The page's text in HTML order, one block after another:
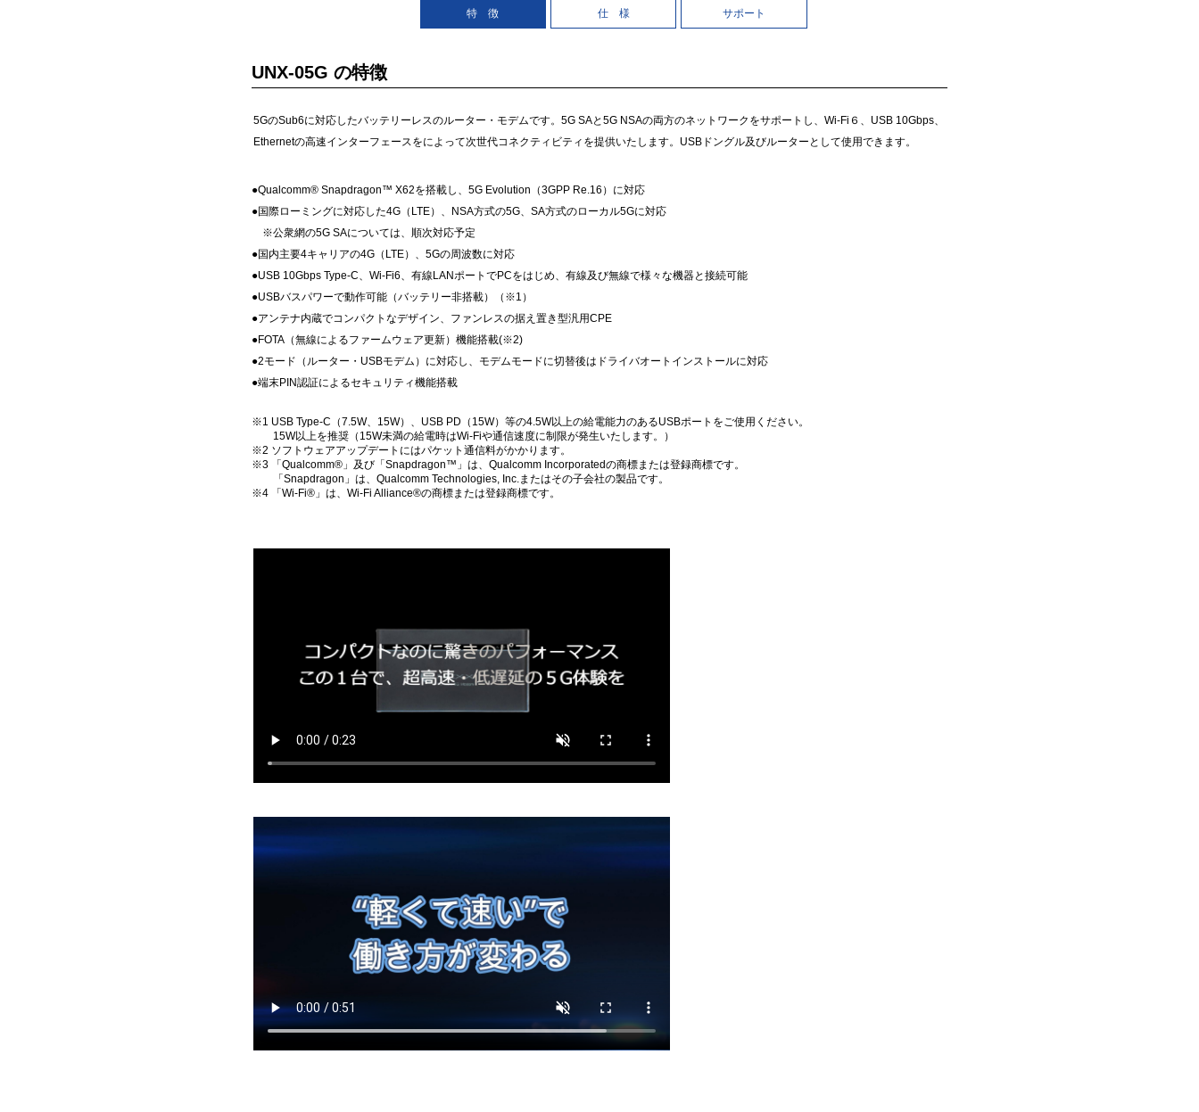
特 徴 仕 様 サポート
UNX-05G の特徴
5GのSub6に対応したバッテリーレスのルーター・モデムです。5G SAと5G NSAの両方のネットワークをサポートし、Wi-Fi６、USB 10Gbps、
Ethernetの高速インターフェースをによって次世代コネクティビティを提供いたします。USBドングル及びルーターとして使用できます。
●Qualcomm® Snapdragon™ X62を搭載し、5G Evolution（3GPP Re.16）に対応
●国際ローミングに対応した4G（LTE）、NSA方式の5G、SA方式のローカル5Gに対応
※公衆網の5G SAについては、順次対応予定
●国内主要4キャリアの4G（LTE）、5Gの周波数に対応
●USB 10Gbps Type-C、Wi-Fi6、有線LANポートでPCをはじめ、有線及び無線で様々な機器と接続可能
●USBバスパワーで動作可能（バッテリー非搭載）（※1）
●アンテナ内蔵でコンパクトなデザイン、ファンレスの据え置き型汎用CPE
●FOTA（無線によるファームウェア更新）機能搭載(※2)
●2モード（ルーター・USBモデム）に対応し、モデムモードに切替後はドライバオートインストールに対応
●端末PIN認証によるセキュリティ機能搭載
※1 USB Type-C（7.5W、15W）、USB PD（15W）等の4.5W以上の給電能力のあるUSBポートをご使用ください。
15W以上を推奨（15W未満の給電時はWi-Fiや通信速度に制限が発生いたします。）
※2 ソフトウェアアップデートにはパケット通信料がかかります。
※3 「Qualcomm®」及び「Snapdragon™」は、Qualcomm Incorporatedの商標または登録商標です。
「Snapdragon」は、Qualcomm Technologies, Inc.またはその子会社の製品です。
※4 「Wi-Fi®」は、Wi-Fi Alliance®の商標または登録商標です。